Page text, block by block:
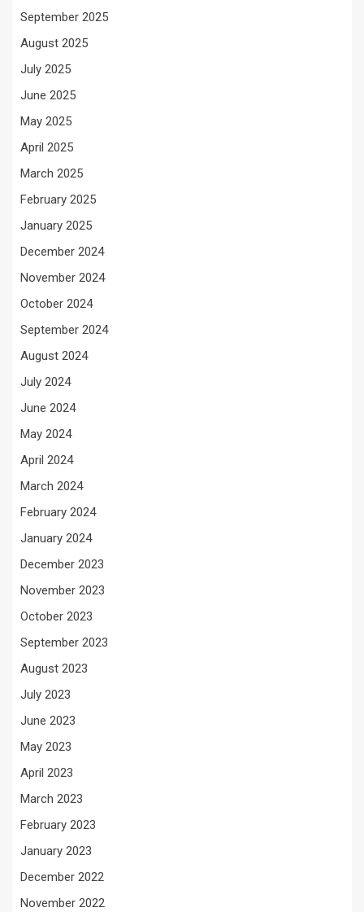
September 2025
August 2025
July 2025
June 2025
May 2025
April 2025
March 2025
February 2025
January 2025
December 2024
November 2024
October 2024
September 2024
August 2024
July 2024
June 2024
May 2024
April 2024
March 2024
February 2024
January 2024
December 2023
November 2023
October 2023
September 2023
August 2023
July 2023
June 2023
May 2023
April 2023
March 2023
February 2023
January 2023
December 2022
November 2022